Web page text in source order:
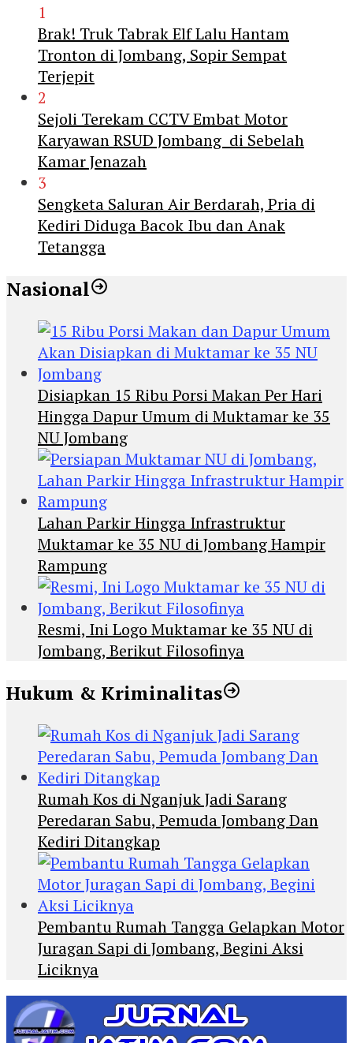
1
Brak! Truk Tabrak Elf Lalu Hantam
Tronton di Jombang, Sopir Sempat
Terjepit
2
Sejoli Terekam CCTV Embat Motor
Karyawan RSUD Jombang di Sebelah
Kamar Jenazah
3
Sengketa Saluran Air Berdarah, Pria di
Kediri Diduga Bacok Ibu dan Anak
Tetangga
Nasional
Disiapkan 15 Ribu Porsi Makan Per Hari
Hingga Dapur Umum di Muktamar ke 35
NU Jombang
Lahan Parkir Hingga Infrastruktur
Muktamar ke 35 NU di Jombang Hampir
Rampung
Resmi, Ini Logo Muktamar ke 35 NU di
Jombang, Berikut Filosofinya
Hukum & Kriminalitas
Rumah Kos di Nganjuk Jadi Sarang
Peredaran Sabu, Pemuda Jombang Dan
Kediri Ditangkap
Pembantu Rumah Tangga Gelapkan Motor
Juragan Sapi di Jombang, Begini Aksi
Liciknya